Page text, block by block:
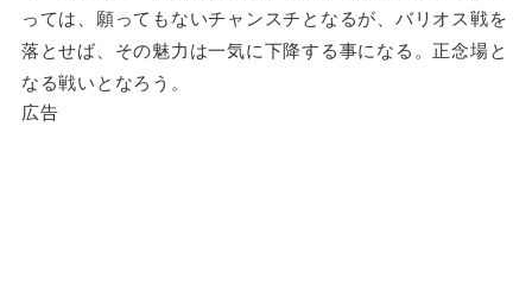
っては、願ってもないチャンスチとなるが、バリオス戦を
落とせば、その魅力は一気に下降する事になる。正念場と
なる戦いとなろう。
広告